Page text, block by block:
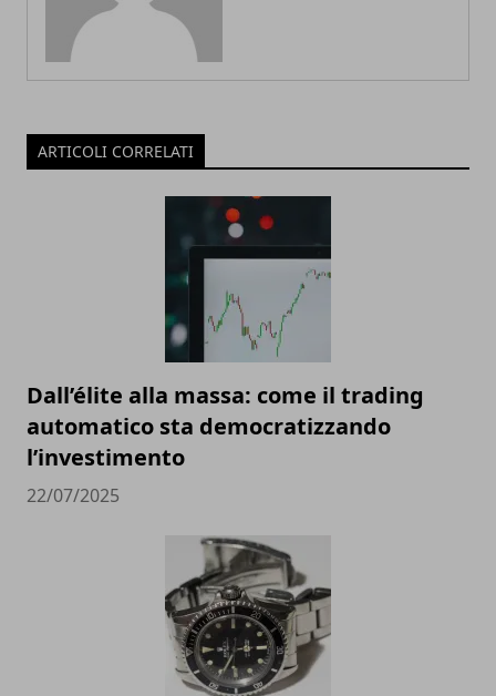
ARTICOLI CORRELATI
Dall’élite alla massa: come il trading
automatico sta democratizzando
l’investimento
22/07/2025